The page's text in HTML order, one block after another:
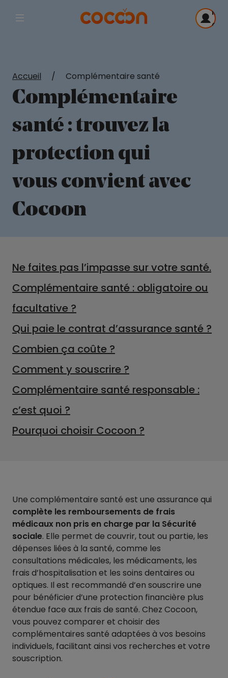
Afficher la navigation principale
Me
Accueil / Complémentaire santé
Complémentaire
santé : trouvez la
protection qui
vous convient avec
Cocoon
Ne faites pas l’impasse sur votre santé.
Complémentaire santé : obligatoire ou
facultative ?
Qui paie le contrat d’assurance santé ?
Combien ça coûte ?
Comment y souscrire ?
Complémentaire santé responsable :
c’est quoi ?
Pourquoi choisir Cocoon ?
Une complémentaire santé est une assurance qui
complète les remboursements de frais
médicaux non pris en charge par la Sécurité
sociale. Elle permet de couvrir, tout ou partie, les
dépenses liées à la santé, comme les
consultations médicales, les médicaments, les
frais d’hospitalisation et les soins dentaires ou
optiques. Il est recommandé d’en souscrire une
pour bénéficier d’une protection financière plus
étendue face aux frais de santé. Chez Cocoon,
vous pouvez comparer et choisir des
complémentaires santé adaptées à vos besoins
individuels, facilitant ainsi vos recherches et votre
souscription.